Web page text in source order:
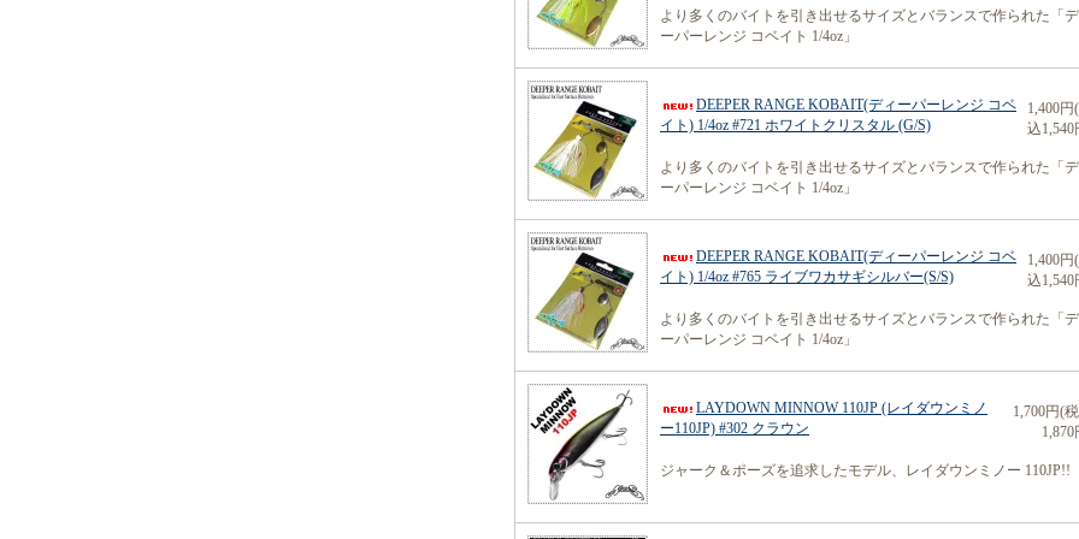
より多くのバイトを引き出せるサイズとバランスで作られた「
ーパーレンジ コベイト 1/4oz」
DEEPER RANGE KOBAIT(ディーパーレンジ コベ
イト) 1/4oz #721 ホワイトクリスタル (G/S)
1,400円
込1,540
より多くのバイトを引き出せるサイズとバランスで作られた「
ーパーレンジ コベイト 1/4oz」
DEEPER RANGE KOBAIT(ディーパーレンジ コベ
イト) 1/4oz #765 ライブワカサギシルバー(S/S)
1,400円
込1,540
より多くのバイトを引き出せるサイズとバランスで作られた「
ーパーレンジ コベイト 1/4oz」
LAYDOWN MINNOW 110JP (レイダウンミノ
ー110JP) #302 クラウン
1,700円(
1,870
ジャーク＆ポーズを追求したモデル、レイダウンミノー 110JP!!